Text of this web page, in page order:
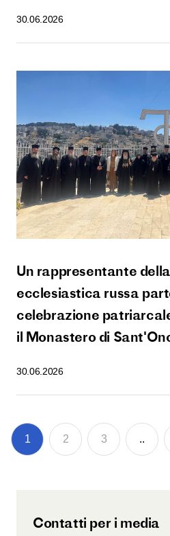
30.06.2026
Un rappresentante
ecclesiastica russa
celebrazione
il Monastero di
30.06.2026
1 2 3 ..
Contatti per i media